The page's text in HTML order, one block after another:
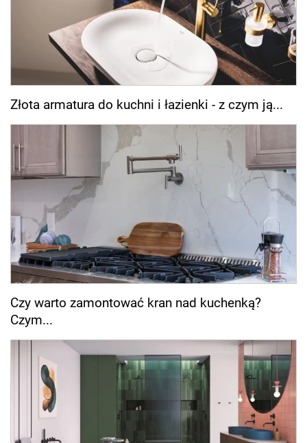
Złota armatura do kuchni i łazienki - z czym ją...
Czy warto zamontować kran nad kuchenką?
Czym...